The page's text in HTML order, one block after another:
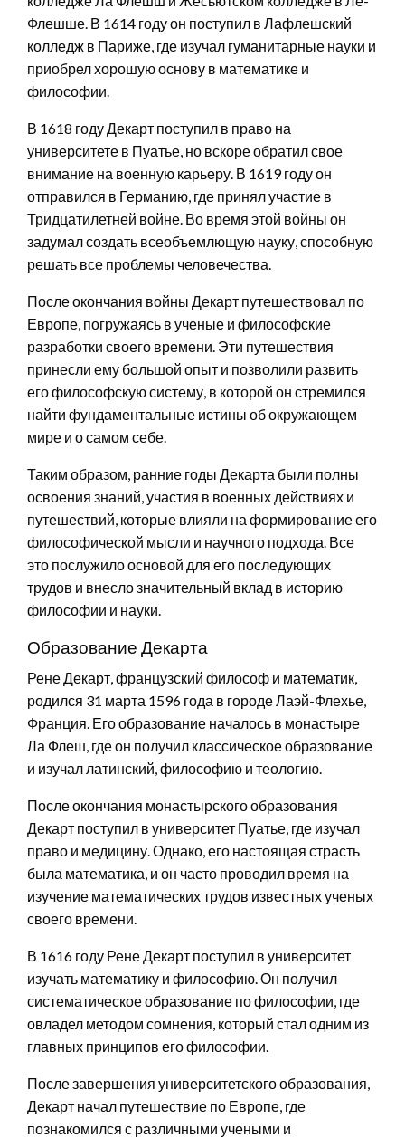
Флешше. В 1614 году он поступил в Лафлешский
колледж в Париже, где изучал гуманитарные науки и
приобрел хорошую основу в математике и
философии.
В 1618 году Декарт поступил в право на
университете в Пуатье, но вскоре обратил свое
внимание на военную карьеру. В 1619 году он
отправился в Германию, где принял участие в
Тридцатилетней войне. Во время этой войны он
задумал создать всеобъемлющую науку, способную
решать все проблемы человечества.
После окончания войны Декарт путешествовал по
Европе, погружаясь в ученые и философские
разработки своего времени. Эти путешествия
принесли ему большой опыт и позволили развить
его философскую систему, в которой он стремился
найти фундаментальные истины об окружающем
мире и о самом себе.
Таким образом, ранние годы Декарта были полны
освоения знаний, участия в военных действиях и
путешествий, которые влияли на формирование его
философической мысли и научного подхода. Все
это послужило основой для его последующих
трудов и внесло значительный вклад в историю
философии и науки.
Образование Декарта
Рене Декарт, французский философ и математик,
родился 31 марта 1596 года в городе Лаэй-Флехье,
Франция. Его образование началось в монастыре
Ла Флеш, где он получил классическое образование
и изучал латинский, философию и теологию.
После окончания монастырского образования
Декарт поступил в университет Пуатье, где изучал
право и медицину. Однако, его настоящая страсть
была математика, и он часто проводил время на
изучение математических трудов известных ученых
своего времени.
В 1616 году Рене Декарт поступил в университет
изучать математику и философию. Он получил
систематическое образование по философии, где
овладел методом сомнения, который стал одним из
главных принципов его философии.
После завершения университетского образования,
Декарт начал путешествие по Европе, где
познакомился с различными учеными и